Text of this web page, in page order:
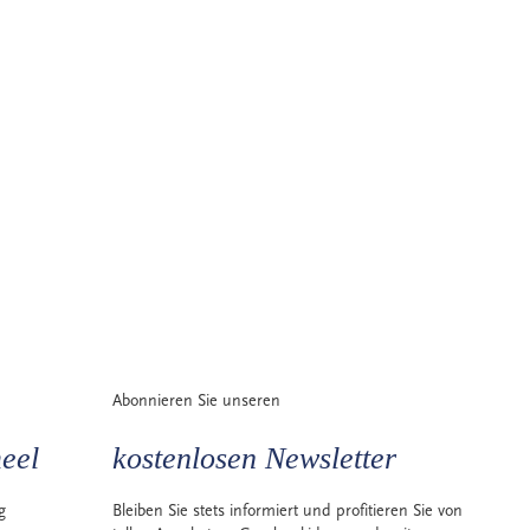
Abonnieren Sie unseren
kostenlosen Newsletter
Bleiben Sie stets informiert und profitieren Sie von